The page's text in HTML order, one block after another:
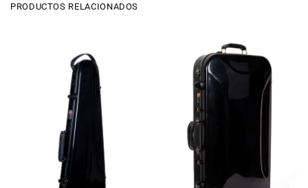
PRODUCTOS RELACIONADOS